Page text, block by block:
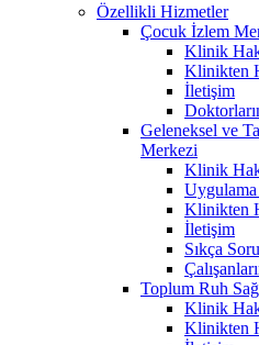
Özellikli Hizmetler
Çocuk İzlem
Klinik
Klinikten
İletişim
Geleneksel ve
Merkezi
Klinik
Uygulama
Klinikten
İletişim
Sıkça
Toplum Ruh
Klinik
Klinikten